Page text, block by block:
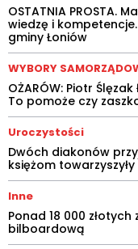
OSTATNIA PROSTA.
wiedzę i
gminy Łoniów
WYBORY
OŻARÓW: Piotr
To pomoże czy
Uroczystości
Dwóch diakonów
księżom
Inne
Ponad 18 000
bilboardową